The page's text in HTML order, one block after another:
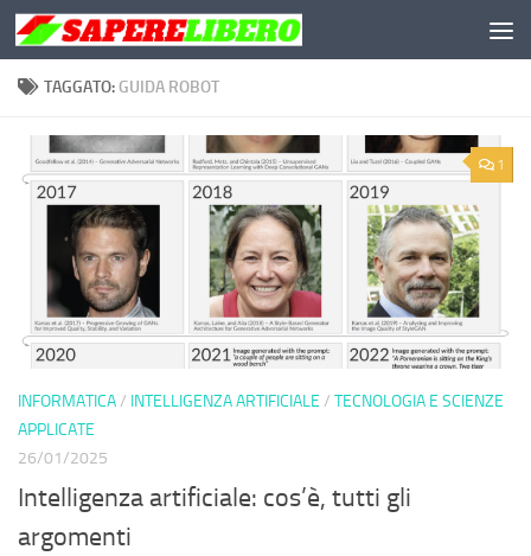
Salta al contenuto
TAGGATO: GUIDA ROBOT
1
INFORMATICA/ INTELLIGENZA ARTIFICIALE / TECNOLOGIA E SCIENZE
APPLICATE
26/01/2025
Intelligenza artificiale: cos’è, tutti gli
argomenti